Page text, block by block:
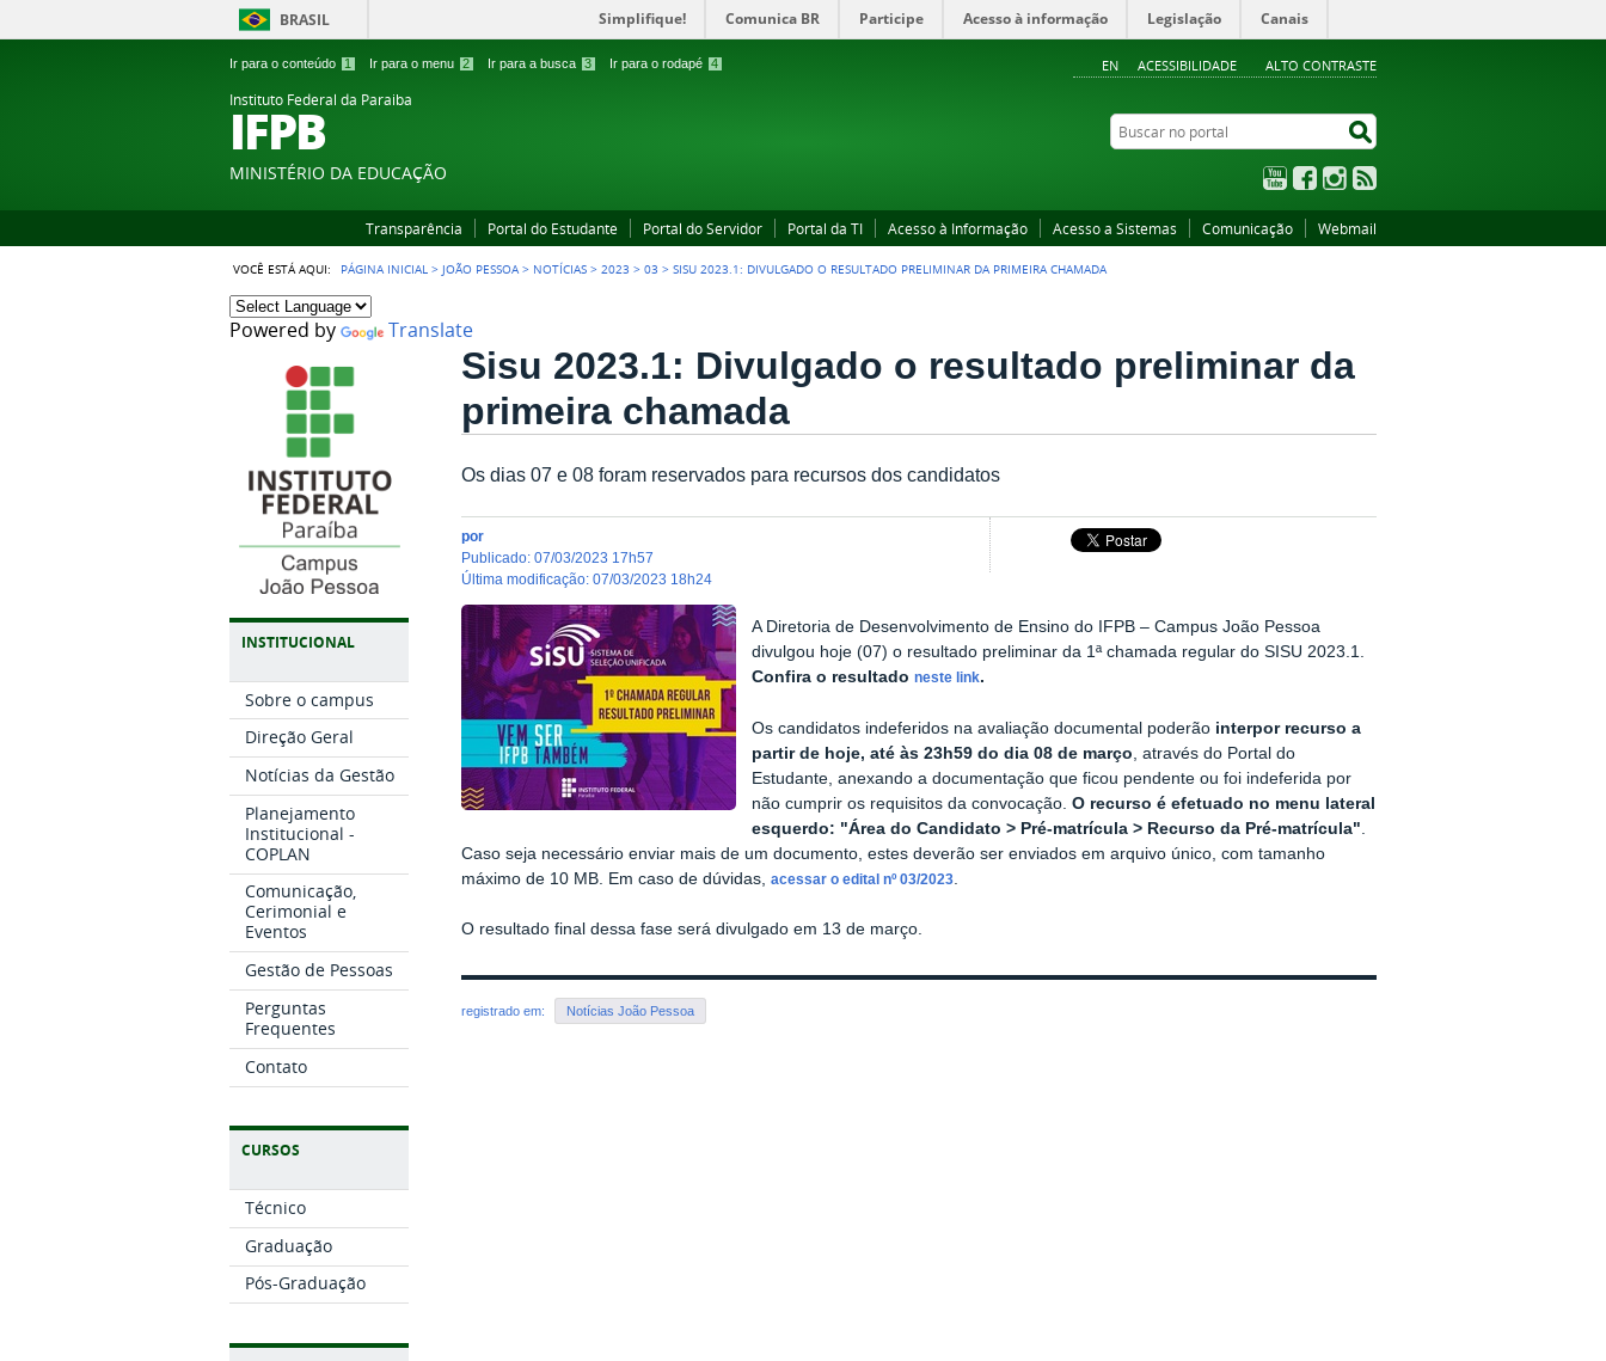
BRASIL Simplifique! Comunica BR Participe Acesso à informação Legislação Canais
Ir para o conteúdo 1 Ir para o menu 2 Ir para a busca 3 Ir para o rodapé 4 EN ACESSIBILIDADE ALTO CONTRASTE
Instituto Federal da Paraiba
IFPB
MINISTÉRIO DA EDUCAÇÃO
Buscar no portal
YouTubeFacebookInstagram
Transparência Portal do Estudante Portal do Servidor Portal da TI Acesso à Informação Acesso a Sistemas Comunicação Webmail
VOCÊ ESTÁ AQUI: PÁGINA INICIAL > JOÃO PESSOA > NOTÍCIAS >2023 >03 >SISU 2023.1: DIVULGADO O RESULTADO PRELIMINAR DA PRIMEIRA CHAMADA
Powered by Translate
INSTITUCIONAL
Sobre o campus
Direção Geral
Notícias da Gestão
Planejamento
Institucional -
COPLAN
Comunicação,
Cerimonial e
Eventos
Gestão de Pessoas
Perguntas
Frequentes
Contato
CURSOS
Técnico
Graduação
Pós-Graduação
Sisu 2023.1: Divulgado o resultado preliminar da
primeira chamada
Os dias 07 e 08 foram reservados para recursos dos candidatos
por
publicado:07/03/2023 17h57
última modificação:07/03/2023 18h24
A Diretoria de Desenvolvimento de Ensino do IFPB – Campus João Pessoa
divulgou hoje (07) o resultado preliminar da 1ª chamada regular do SISU 2023.1.
Confira o resultado neste link.
Os candidatos indeferidos na avaliação documental poderãointerpor recurso a
partir de hoje, até às 23h59 do dia 08 de março , através do Portal do
Estudante, anexando a documentação que ficou pendente ou foi indeferida por
não cumprir os requisitos da convocação. O recurso é efetuado no menu lateral
esquerdo: "Área do Candidato > Pré-matrícula > Recurso da Pré-matrícula"
Caso seja necessário enviar mais de um documento, estes deverão ser enviados em arquivo único, com tamanho
máximo de 10 MB. Em caso de dúvidas,acessar o edital nº 03/2023
O resultado final dessa fase será divulgado em 13 de março.
registrado em: Notícias João Pessoa